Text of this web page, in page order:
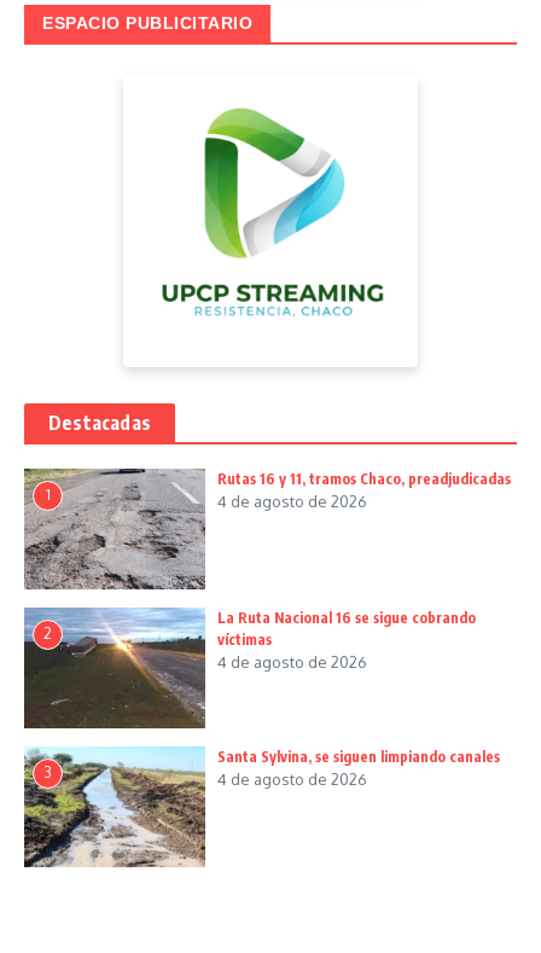
ESPACIO PUBLICITARIO
Destacadas
1
Rutas 16 y 11, tramos Chaco, preadjudicadas
4 de agosto de 2026
2
La Ruta Nacional 16 se sigue cobrando
víctimas
4 de agosto de 2026
3
Santa Sylvina, se siguen limpiando canales
4 de agosto de 2026